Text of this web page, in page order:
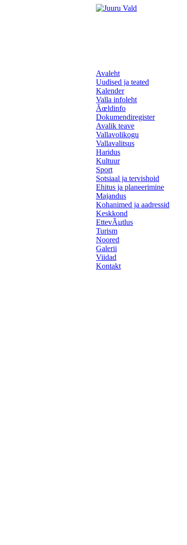
Avaleht
Uudised ja teated
Kalender
Valla infoleht
Ãœldinfo
Dokumendiregister
Avalik teave
Vallavolikogu
Vallavalitsus
Haridus
Kultuur
Sport
Sotsiaal ja tervishoid
Ehitus ja planeerimine
Majandus
Kohanimed ja aadressid
Keskkond
EttevÃµtlus
Turism
Noored
Galerii
Viidad
Kontakt